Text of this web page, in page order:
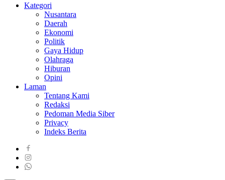
Kategori
Nusantara
Daerah
Ekonomi
Politik
Gaya Hidup
Olahraga
Hiburan
Opini
Laman
Tentang Kami
Redaksi
Pedoman Media Siber
Privacy
Indeks Berita